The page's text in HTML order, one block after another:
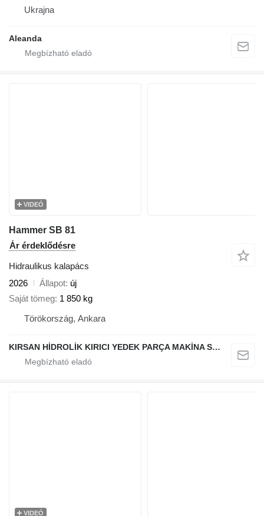
Ukrajna
Aleanda
VIDEÓ
Hammer SB 81
Ár érdeklődésre
Hidraulikus kalapács
2026
Állapot új
Saját tömeg 1 850 kg
Törökország, Ankara
KIRSAN HİDROLİK KIRICI YEDEK PARÇA MAKİNA SERVİS İMALAT İHRACAT İTHALAT SANAYİ TİCARET LTD.ŞTİ.
VIDEÓ